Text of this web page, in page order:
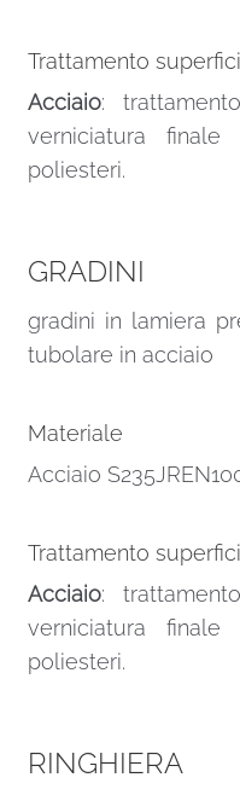
Trattamento
Acciaio:
verniciatura
poliesteri.
GRADINI
gradini in lamiera
tubolare in acciaio
Materiale
Acciaio
Trattamento
Acciaio:
verniciatura
poliesteri.
RINGHIERA